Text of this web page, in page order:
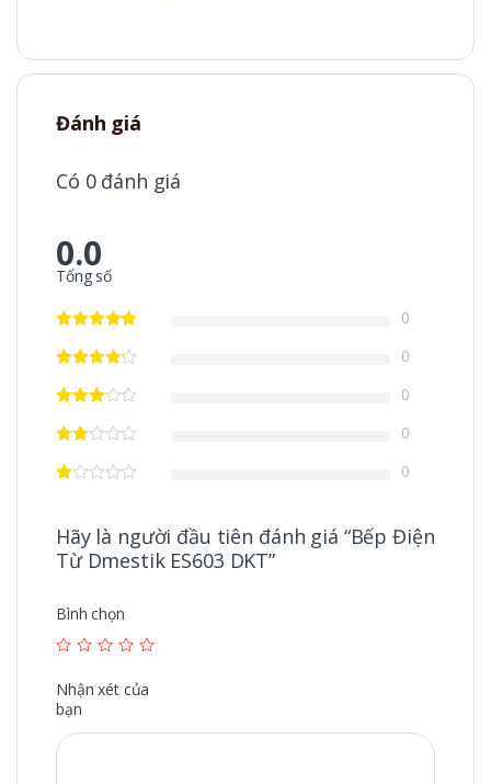
Đánh giá
Có 0 đánh giá
0.0
Tổng số
0
0
0
0
0
Hãy là người đầu tiên đánh giá “Bếp Điện
Từ Dmestik ES603 DKT”
Bình chọn
Nhận xét của
bạn